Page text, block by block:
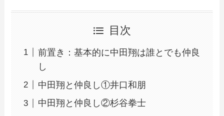
目次
前置き：基本的に中田翔は誰とでも仲良
し
中田翔と仲良し①井口和朋
中田翔と仲良し②杉谷拳士